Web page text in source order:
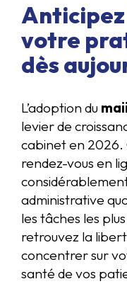
Anticipez
votre
dès
L’adoption du
levier de
cabinet en 2026.
rendez-vous en
administrative
les tâches les
retrouvez la
concentrer sur
santé de vos